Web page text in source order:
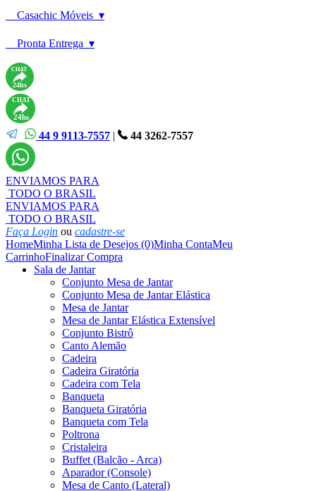
Casachic Móveis ▾
Pronta Entrega ▾
CHAT
24hs
CHAT
24hs
44 9 9113-7557 | 44 3262-7557
ENVIAMOS PARA
TODO O BRASIL
ENVIAMOS PARA
TODO O BRASIL
Faça Login ou cadastre-se
HomeMinha Lista de Desejos (0)Minha ContaMeu
CarrinhoFinalizar Compra
Sala de Jantar
Conjunto Mesa de Jantar
Conjunto Mesa de Jantar Elástica
Mesa de Jantar
Mesa de Jantar Elástica Extensível
Conjunto Bistrô
Canto Alemão
Cadeira
Cadeira Giratória
Cadeira com Tela
Banqueta
Banqueta Giratória
Banqueta com Tela
Poltrona
Cristaleira
Buffet (Balcão - Arca)
Aparador (Console)
Mesa de Canto (Lateral)